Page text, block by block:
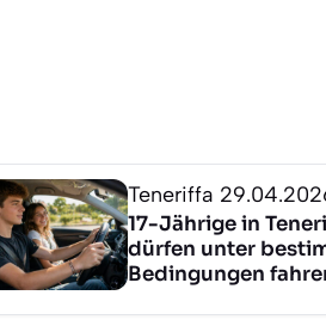
Teneriffa
17-Jährige in
dürfen unter
Bedingungen